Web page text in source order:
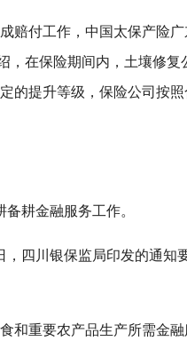
赔付工作，中国太保产险
，在保险期间内，土壤修复
的提升等级，保险公司按
耕金融服务工作。
，四川银保监局印发的通知
和重要农产品生产所需金